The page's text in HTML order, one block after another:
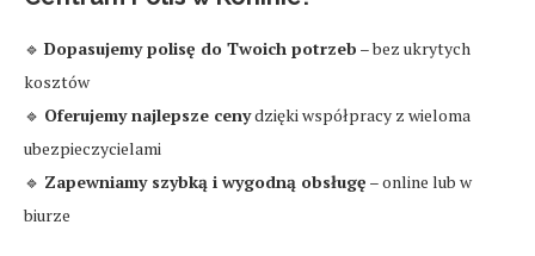
🔹 Dopasujemy polisę do Twoich potrzeb – bez ukrytych
kosztów
🔹 Oferujemy najlepsze cenydzięki współpracy z wieloma
ubezpieczycielami
🔹 Zapewniamy szybką i wygodną obsługę – online lub w
biurze